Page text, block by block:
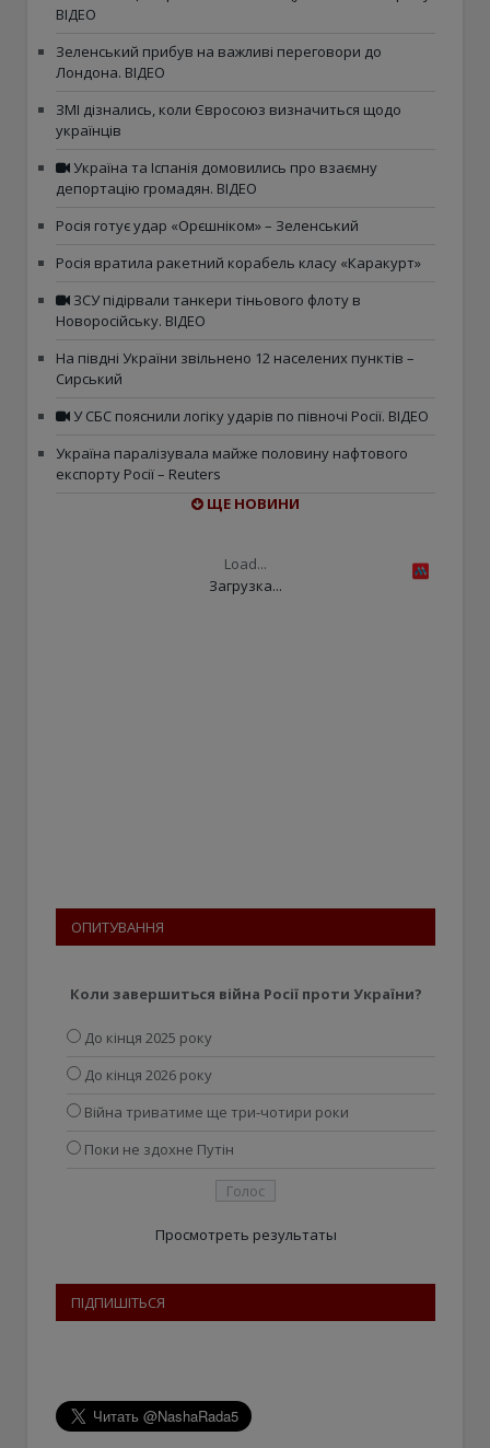
ВІДЕО
Зеленський прибув на важливі переговори до
Лондона. ВІДЕО
ЗМІ дізнались, коли Євросоюз визначиться щодо
українців
Україна та Іспанія домовились про взаємну
депортацію громадян. ВІДЕО
Росія готує удар «Орєшніком» – Зеленський
Росія вратила ракетний корабель класу «Каракурт»
ЗСУ підірвали танкери тіньового флоту в
Новоросійську. ВІДЕО
На півдні України звільнено 12 населених пунктів –
Сирський
У СБС пояснили логіку ударів по півночі Росії. ВІДЕО
Україна паралізувала майже половину нафтового
експорту Росії – Reuters
ЩЕ НОВИНИ
Load...
Загрузка...
ОПИТУВАННЯ
Коли завершиться війна Росії проти України?
До кінця 2025 року
До кінця 2026 року
Війна триватиме ще три-чотири роки
Поки не здохне Путін
Просмотреть результаты
ПІДПИШІТЬСЯ